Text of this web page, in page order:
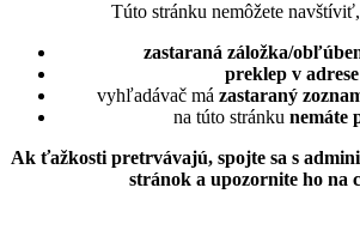
Túto stránku nemôžete
zastaraná záložka/
preklep v adrese
vyhľadávač má zastaraný
na túto stránku nemáte
Ak ťažkosti pretrvávajú, spojte sa s
stránok a upozornite ho na